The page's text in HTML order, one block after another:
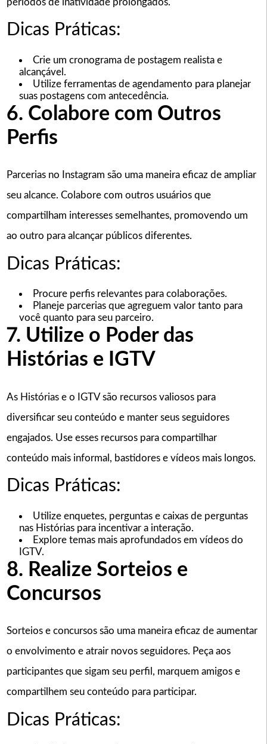
Dicas Práticas:
Crie um cronograma de postagem realista e
alcançável.
Utilize ferramentas de agendamento para planejar
suas postagens com antecedência.
6. Colabore com Outros
Perfis
Parcerias no Instagram são uma maneira eficaz de ampliar
seu alcance. Colabore com outros usuários que
compartilham interesses semelhantes, promovendo um
ao outro para alcançar públicos diferentes.
Dicas Práticas:
Procure perfis relevantes para colaborações.
Planeje parcerias que agreguem valor tanto para
você quanto para seu parceiro.
7. Utilize o Poder das
Histórias e IGTV
As Histórias e o IGTV são recursos valiosos para
diversificar seu conteúdo e manter seus seguidores
engajados. Use esses recursos para compartilhar
conteúdo mais informal, bastidores e vídeos mais longos.
Dicas Práticas:
Utilize enquetes, perguntas e caixas de perguntas
nas Histórias para incentivar a interação.
Explore temas mais aprofundados em vídeos do
IGTV.
8. Realize Sorteios e
Concursos
Sorteios e concursos são uma maneira eficaz de aumentar
o envolvimento e atrair novos seguidores. Peça aos
participantes que sigam seu perfil, marquem amigos e
compartilhem seu conteúdo para participar.
Dicas Práticas: